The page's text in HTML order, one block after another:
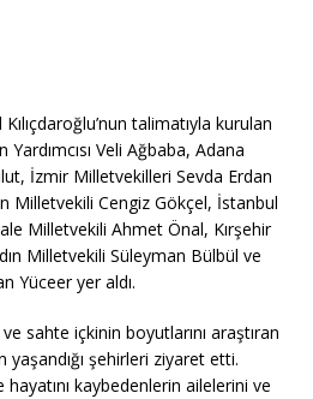
talimatıyla kurulan
Veli Ağbaba, Adana
İzmir Milletvekilleri Sevda Erdan
Milletvekili Cengiz Gökçel, İstanbul
Milletvekili Ahmet Önal, Kırşehir
Milletvekili Süleyman Bülbül ve
Yüceer yer aldı.
sahte içkinin boyutlarını araştıran
şehirleri ziyaret etti.
kaybedenlerin ailelerini ve